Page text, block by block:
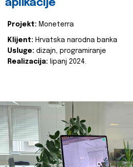
aplikacije
Projekt: Moneterra
Klijent: Hrvatska narodna banka
Usluge: dizajn, programiranje
Realizacija: lipanj 2024.